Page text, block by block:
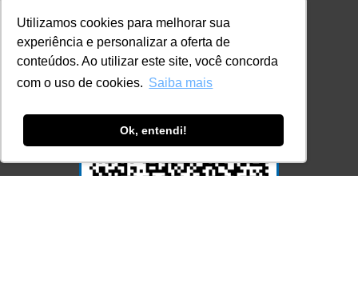
Utilizamos cookies para melhorar sua
experiência e personalizar a oferta de
conteúdos. Ao utilizar este site, você concorda
com o uso de cookies. Saiba mais
Ok, entendi!
Consulte aqui o cadastro da Instituição no
Sistema e-MEC